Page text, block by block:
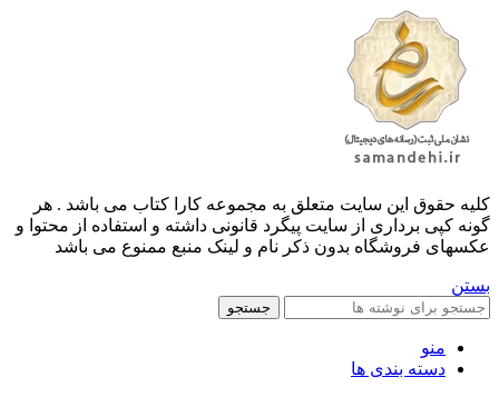
کليه حقوق اين سايت متعلق به مجموعه کارا کتاب می باشد . هر
گونه کپی برداری از سایت پیگرد قانونی داشته و استفاده از محتوا و
عکسهای فروشگاه بدون ذکر نام و لینک منبع ممنوع می باشد
بستن
جستجو
منو
دسته بندی ها